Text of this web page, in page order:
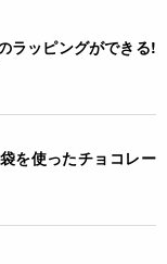
ラッピングができる!
を使ったチョコレー